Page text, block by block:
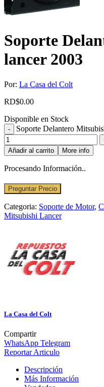
Soporte
lancer 2003
Por: La Casa del Colt
RD$0.00
Disponible en Stock
Soporte Delantero
Añadir al carrito More info
Procesando Información..
Preguntar Precio
Categoria: Soporte de Motor,
Mitsubishi Lancer
La Casa del Colt
Compartir
WhatsApp Telegram
Reportar Articulo
Descripción
Más Información